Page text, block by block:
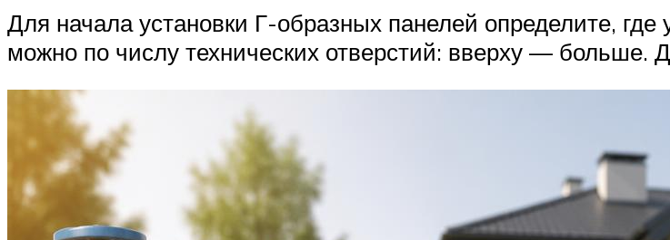
Для начала установки Г-образных панелей определите, где
можно по числу технических отверстий: вверху — больше.